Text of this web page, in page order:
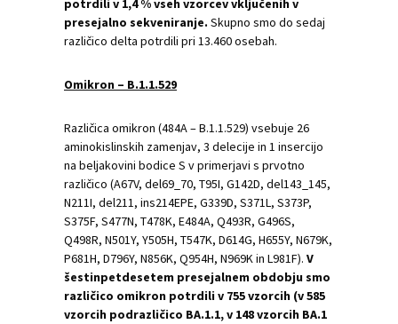
potrdili v 1,4 % vseh vzorcev vključenih v
presejalno sekveniranje. Skupno smo do sedaj
različico delta potrdili pri 13.460 osebah.
Omikron – B.1.1.529
Različica omikron (484A – B.1.1.529) vsebuje 26
aminokislinskih zamenjav, 3 delecije in 1 insercijo
na beljakovini bodice S v primerjavi s prvotno
različico (A67V, del69_70, T95I, G142D, del143_145,
N211I, del211, ins214EPE, G339D, S371L, S373P,
S375F, S477N, T478K, E484A, Q493R, G496S,
Q498R, N501Y, Y505H, T547K, D614G, H655Y, N679K,
P681H, D796Y, N856K, Q954H, N969K in L981F). V
šestinpetdesetem presejalnem obdobju smo
različico omikron potrdili v 755 vzorcih (v 585
vzorcih podrazličico BA.1.1, v 148 vzorcih BA.1